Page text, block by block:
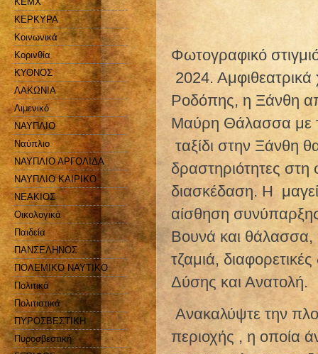
Φωτογραφικό
2024.
Ροδόπης, η Ξάνθη
Μαύρη Θάλασσα με
ταξίδι στην Ξάνθη
δραστηριότητες στη
διασκέδαση. Η
αίσθηση
Βουνά και θάλασσα,
τζαμιά,
Δύσης και Ανατολή.
Ανακαλύψτε την
περιοχής , η οποία
ΚΕΡΚΥΡΑ
Κοινωνικά
Κορινθία
ΚΥΘΝΟΣ
ΛΑΚΩΝΙΑ
Λιμενικό
ΝΑΥΠΛΙΟ
Ναύπλιο
ΝΑΥΠΛΙΟ ΑΡΓΟΛΙΔΑ
ΝΑΥΠΛΙΟ ΚΑΙΡΙΚΟ
ΝΕΑΚΙΟΣ
Οικολογικά
Παιδεία
ΠΑΝΣΕΛΗΝΟΣ
ΠΟΛΕΜΙΚΟ ΝΑΥΤΙΚΟ
Πολιτικά
Πολιτιστικά
ΠΥΡΟΣΒΕΣΤΙΚΗ
Πυροσβεστική